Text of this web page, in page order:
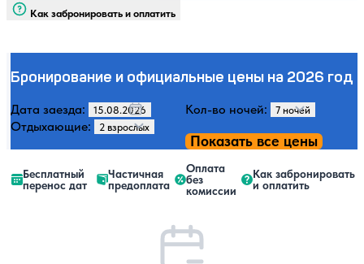
Как забронировать и оплатить
Бронирование и официальные цены на 2026 год
Дата заезда:
Кол-во ночей:
Отдыхающие:
Показать все цены
Бесплатный
перенос дат
Частичная
предоплата
Оплата
без
комиссии
Как забронировать
и оплатить